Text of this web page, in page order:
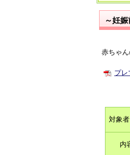
～妊
赤ちゃ
プレ
対象者
内